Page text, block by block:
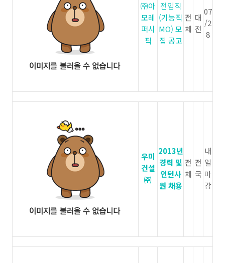
㈜아
모레
퍼시
픽
전임직
(기능직
MO) 모
집 공고
전
체
대
전
07
/2
8
우미
건설
㈜
2013년
경력 및
인턴사
원 채용
전
체
전
국
내
일
마
감